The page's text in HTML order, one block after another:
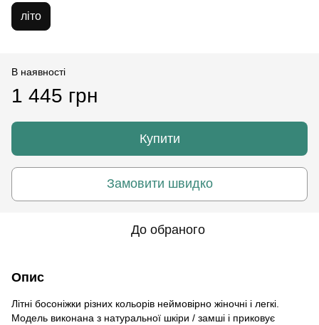
літо
В наявності
1 445 грн
Купити
Замовити швидко
До обраного
Опис
Літні босоніжки різних кольорів неймовірно жіночні і легкі.
Модель виконана з натуральної шкіри / замші і приковує